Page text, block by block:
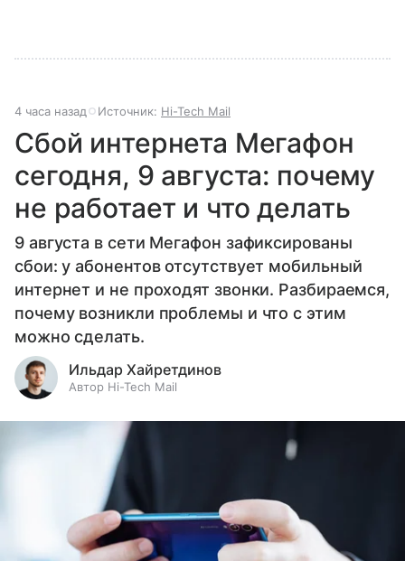
4 часа назад Источник: Hi-Tech Mail
Сбой интернета Мегафон
сегодня, 9 августа: почему
не работает и что делать
9 августа в сети Мегафон зафиксированы
сбои: у абонентов отсутствует мобильный
интернет и не проходят звонки. Разбираемся,
почему возникли проблемы и что с этим
можно сделать.
Ильдар Хайретдинов
Автор Hi-Tech Mail